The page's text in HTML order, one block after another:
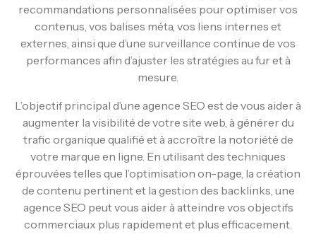
recommandations personnalisées pour optimiser vos
contenus, vos balises méta, vos liens internes et
externes, ainsi que d’une surveillance continue de vos
performances afin d’ajuster les stratégies au fur et à
mesure.
L’objectif principal d’une agence SEO est de vous aider à
augmenter la visibilité de votre site web, à générer du
trafic organique qualifié et à accroître la notoriété de
votre marque en ligne. En utilisant des techniques
éprouvées telles que l’optimisation on-page, la création
de contenu pertinent et la gestion des backlinks, une
agence SEO peut vous aider à atteindre vos objectifs
commerciaux plus rapidement et plus efficacement.